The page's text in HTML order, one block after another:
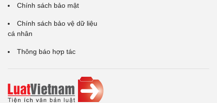
Chính sách bảo mật
Chính sách bảo vệ dữ liệu
cá nhân
Thông báo hợp tác